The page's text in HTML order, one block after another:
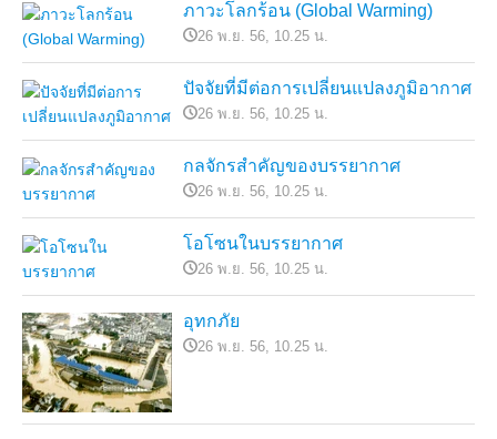
ภาวะโลกร้อน (Global Warming)
26 พ.ย. 56, 10.25 น.
ปัจจัยที่มีต่อการเปลี่ยนแปลงภูมิอากาศ
26 พ.ย. 56, 10.25 น.
กลจักรสำคัญของบรรยากาศ
26 พ.ย. 56, 10.25 น.
โอโซนในบรรยากาศ
26 พ.ย. 56, 10.25 น.
อุทกภัย
26 พ.ย. 56, 10.25 น.